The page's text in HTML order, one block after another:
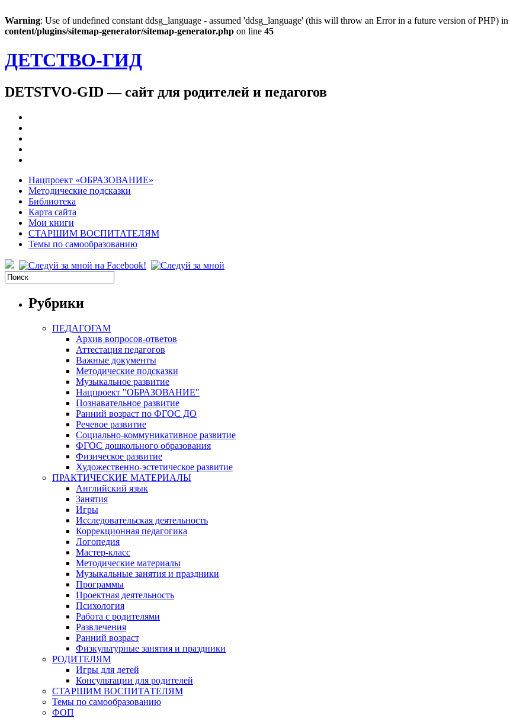
Warning: Use of undefined constant ddsg_language - assumed 'ddsg_language' (this will throw an Error in a future version of PHP) in
content/plugins/sitemap-generator/sitemap-generator.php on line 45
ДЕТСТВО-ГИД
DETSTVO-GID — сайт для родителей и педагогов
Нацпроект «ОБРАЗОВАНИЕ»
Методические подсказки
Библиотека
Карта сайта
Мои книги
СТАРШИМ ВОСПИТАТЕЛЯМ
Темы по самообразованию
Рубрики
ПЕДАГОГАМ
Архив вопросов-ответов
Аттестация педагогов
Важные документы
Методические подсказки
Музыкальное развитие
Нацпроект "ОБРАЗОВАНИЕ"
Познавательное развитие
Ранний возраст по ФГОС ДО
Речевое развитие
Социально-коммуникативное развитие
ФГОС дошкольного образования
Физическое развитие
Художественно-эстетическое развитие
ПРАКТИЧЕСКИЕ МАТЕРИАЛЫ
Английский язык
Занятия
Игры
Исследовательская деятельность
Коррекционная педагогика
Логопедия
Мастер-класс
Методические материалы
Музыкальные занятия и праздники
Программы
Проектная деятельность
Психология
Работа с родителями
Развлечения
Ранний возраст
Физкультурные занятия и праздники
РОДИТЕЛЯМ
Игры для детей
Консультации для родителей
СТАРШИМ ВОСПИТАТЕЛЯМ
Темы по самообразованию
ФОП